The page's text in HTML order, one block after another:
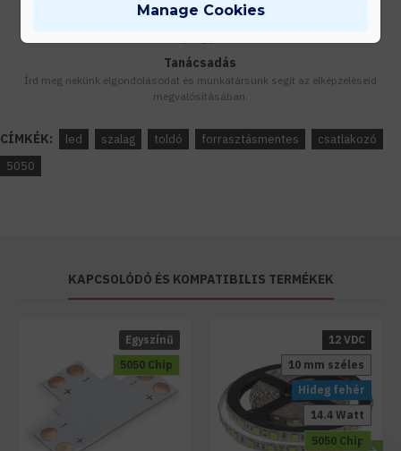
Tanácsadás
Írd meg nekünk elgondolásodat és munkatársunk segít az elképzeléseid
megvalósításában.
CÍMKÉK: led szalag toldó forrasztásmentes
csatlakozó
5050
KAPCSOLÓDÓ ÉS KOMPATIBILIS TERMÉKEK
5050 Chip
Egyszínű
Hideg fehér
5050 Chip
12 VDC
14.4 Watt
10 mm széles
Manage Cookies